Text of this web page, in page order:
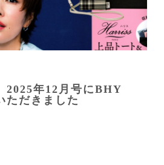
2025年12月号にBHY
ただきました